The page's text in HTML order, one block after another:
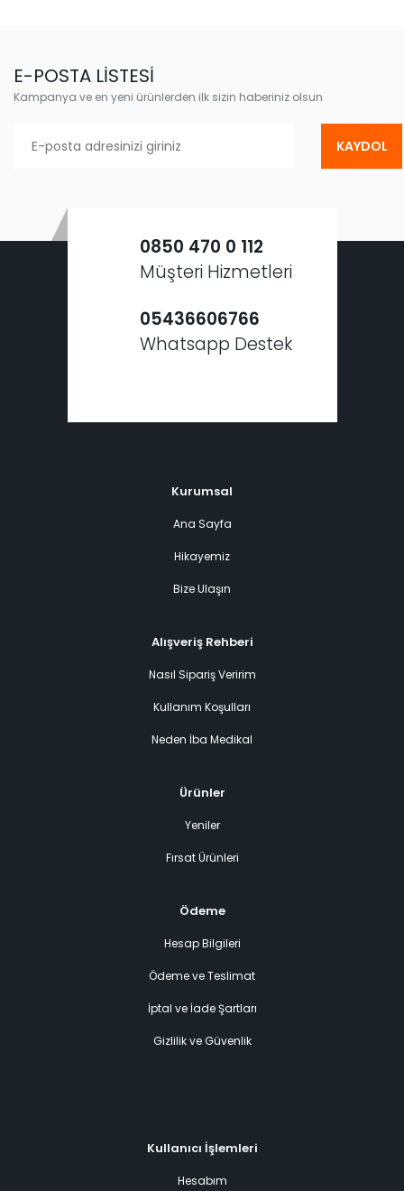
E-POSTA LİSTESİ
Kampanya ve en yeni ürünlerden ilk sizin haberiniz olsun
KAYDOL
0850 470 0 112
Müşteri Hizmetleri
05436606766
Whatsapp Destek
Kurumsal
Ana Sayfa
Hikayemiz
Bize Ulaşın
Alışveriş Rehberi
Nasıl Sipariş Veririm
Kullanım Koşulları
Neden İba Medikal
Ürünler
Yeniler
Fırsat Ürünleri
Ödeme
Hesap Bilgileri
Ödeme ve Teslimat
İptal ve İade Şartları
Gizlilik ve Güvenlik
Kullanıcı İşlemleri
Hesabım